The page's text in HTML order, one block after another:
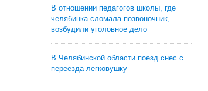
В отношении педагогов школы, где
челябинка сломала позвоночник,
возбудили уголовное дело
В Челябинской области поезд снес с
переезда легковушку